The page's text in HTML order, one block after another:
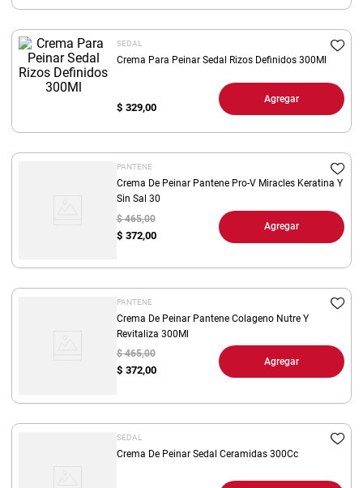
SEDAL
Crema Para Peinar Sedal Rizos Definidos 300Ml
$ 329,00
Agregar
PANTENE
Crema De Peinar Pantene Pro-V Miracles Keratina Y
Sin Sal 30
$ 372,00
$ 465,00
Agregar
PANTENE
Crema De Peinar Pantene Colageno Nutre Y
Revitaliza 300Ml
$ 372,00
$ 465,00
Agregar
SEDAL
Crema De Peinar Sedal Ceramidas 300Cc